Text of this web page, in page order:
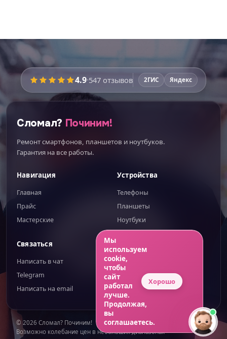
4.9·547 отзывов 2ГИС Яндекс
Сломал? Починим!
Ремонт смартфонов, планшетов и ноутбуков.
Гарантия на все работы.
Навигация
Главная
Прайс
Мастерские
Устройства
Телефоны
Планшеты
Ноутбуки
Связаться
Написать в чат
Telegram
Написать на email
Публичная оферта
Обработка ПД
Конфиденциальность
© 2026 Сломал? Починим!
Возможно колебание цен в небольших диапазонах
Мы
используем
cookie,
чтобы
сайт
работал
лучше.
Продолжая,
вы
соглашаетесь.
Хорошо
ИИ-помощник — отвечаю сразу